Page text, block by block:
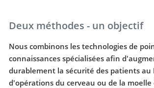
Deux méthodes - un objectif
Nous combinons les technologies de
connaissances spécialisées afin
durablement la sécurité des patients au
d'opérations du cerveau ou de la moelle